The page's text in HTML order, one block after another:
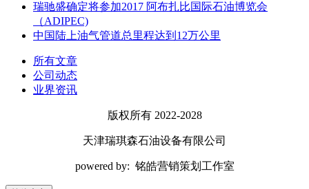
瑞驰盛确定将参加2017 阿布扎比国际石油博览会
（ADIPEC)
中国陆上油气管道总里程达到12万公里
所有文章
公司动态
业界资讯
版权所有 2022-2028
天津瑞琪森石油设备有限公司
powered by: 铭皓营销策划工作室